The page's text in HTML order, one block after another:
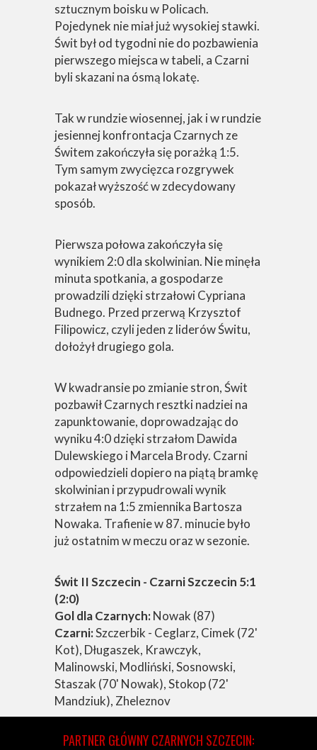
sztucznym boisku w Policach.
Pojedynek nie miał już wysokiej stawki.
Świt był od tygodni nie do pozbawienia
pierwszego miejsca w tabeli, a Czarni
byli skazani na ósmą lokatę.
Tak w rundzie wiosennej, jak i w rundzie
jesiennej konfrontacja Czarnych ze
Świtem zakończyła się porażką 1:5.
Tym samym zwycięzca rozgrywek
pokazał wyższość w zdecydowany
sposób.
Pierwsza połowa zakończyła się
wynikiem 2:0 dla skolwinian. Nie minęła
minuta spotkania, a gospodarze
prowadzili dzięki strzałowi Cypriana
Budnego. Przed przerwą Krzysztof
Filipowicz, czyli jeden z liderów Świtu,
dołożył drugiego gola.
W kwadransie po zmianie stron, Świt
pozbawił Czarnych resztki nadziei na
zapunktowanie, doprowadzając do
wyniku 4:0 dzięki strzałom Dawida
Dulewskiego i Marcela Brody. Czarni
odpowiedzieli dopiero na piątą bramkę
skolwinian i przypudrowali wynik
strzałem na 1:5 zmiennika Bartosza
Nowaka. Trafienie w 87. minucie było
już ostatnim w meczu oraz w sezonie.
Świt II Szczecin - Czarni Szczecin 5:1
(2:0)
Gol dla Czarnych:Nowak (87)
Czarni:Szczerbik - Ceglarz, Cimek (72'
Kot), Długaszek, Krawczyk,
Malinowski, Modliński, Sosnowski,
Staszak (70' Nowak), Stokop (72'
Mandziuk), Zheleznov
PARTNER GŁÓWNY CZARNYCH SZCZECIN: